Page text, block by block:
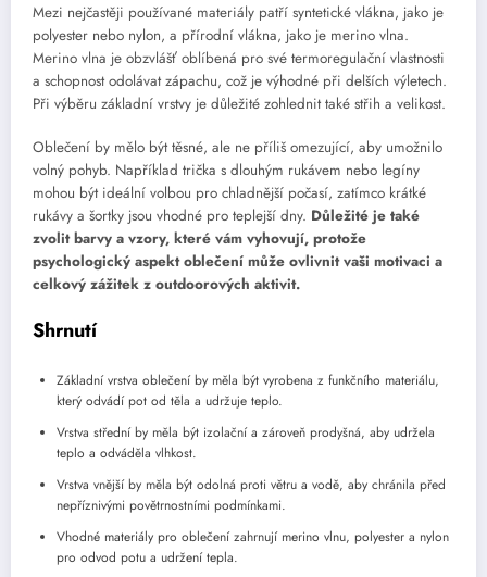
Mezi nejčastěji používané materiály patří syntetické vlákna, jako je
polyester nebo nylon, a přírodní vlákna, jako je merino vlna.
Merino vlna je obzvlášť oblíbená pro své termoregulační vlastnosti
a schopnost odolávat zápachu, což je výhodné při delších výletech.
Při výběru základní vrstvy je důležité zohlednit také střih a velikost.
Oblečení by mělo být těsné, ale ne příliš omezující, aby umožnilo
volný pohyb. Například trička s dlouhým rukávem nebo legíny
mohou být ideální volbou pro chladnější počasí, zatímco krátké
rukávy a šortky jsou vhodné pro teplejší dny. Důležité je také
zvolit barvy a vzory, které vám vyhovují, protože
psychologický aspekt oblečení může ovlivnit vaši motivaci a
celkový zážitek z outdoorových aktivit.
Shrnutí
Základní vrstva oblečení by měla být vyrobena z funkčního materiálu,
který odvádí pot od těla a udržuje teplo.
Vrstva střední by měla být izolační a zároveň prodyšná, aby udržela
teplo a odváděla vlhkost.
Vrstva vnější by měla být odolná proti větru a vodě, aby chránila před
nepříznivými povětrnostními podmínkami.
Vhodné materiály pro oblečení zahrnují merino vlnu, polyester a nylon
pro odvod potu a udržení tepla.